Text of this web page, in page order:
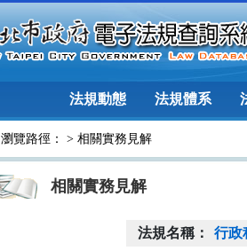
法規動態 法規體系
瀏覽路徑： > 相關實務見解
相關實務見解
法規名稱：
行政